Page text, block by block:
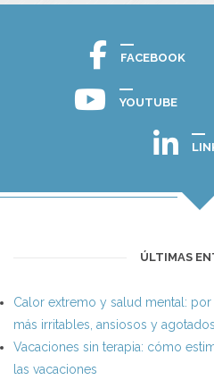
FACEBOOK
YOUTUBE
ÚLTIMAS
Calor extremo y salud mental:
más irritables, ansiosos y agotados
Vacaciones sin terapia: cómo
las vacaciones